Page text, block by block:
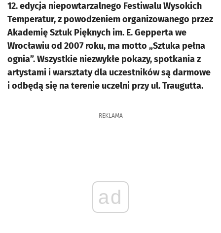
12. edycja niepowtarzalnego Festiwalu Wysokich
Temperatur, z powodzeniem organizowanego przez
Akademię Sztuk Pięknych im. E. Gepperta we
Wrocławiu od 2007 roku, ma motto „Sztuka pełna
ognia”. Wszystkie niezwykłe pokazy, spotkania z
artystami i warsztaty dla uczestników są darmowe
i odbędą się na terenie uczelni przy ul. Traugutta.
REKLAMA
ad